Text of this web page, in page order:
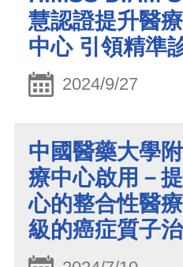
慧認證提升醫
中心 引領精準
2024/9/27
中國醫藥大學
療中心啟用－
心的整合性醫
級的癌症質子